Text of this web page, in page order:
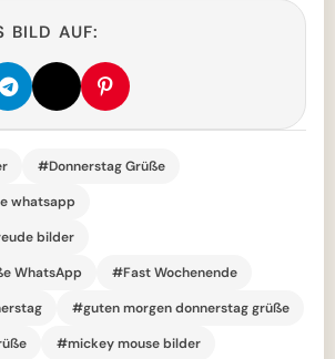
BILD AUF:
#Donnerstag Grüße
whatsapp
bilder
WhatsApp
#Fast Wochenende
#guten morgen donnerstag grüße
#mickey mouse bilder